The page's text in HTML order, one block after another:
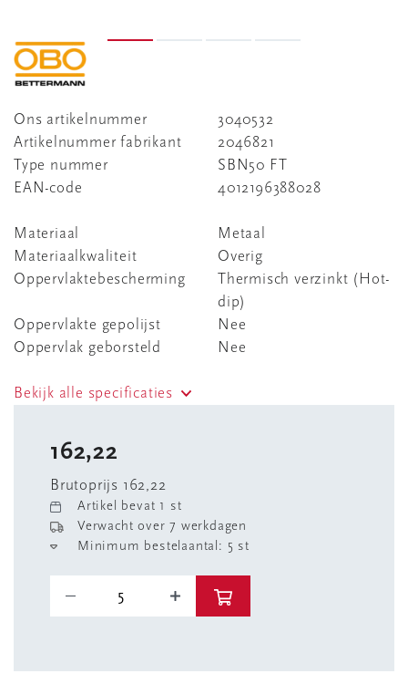
Ons artikelnummer
3040532
Artikelnummer fabrikant
2046821
Type nummer
SBN50 FT
EAN-code
4012196388028
Materiaal
Metaal
Materiaalkwaliteit
Overig
Oppervlaktebescherming
Thermisch verzinkt (Hot-
dip)
Oppervlakte gepolijst
Nee
Oppervlak geborsteld
Nee
Bekijk alle specificaties
162,22
Brutoprijs 162,22
Artikel bevat 1 st
Verwacht over 7 werkdagen
Minimum bestelaantal: 5 st